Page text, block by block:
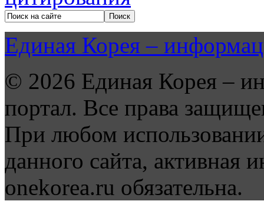
Единая Корея –
© 2026 Единая Корея –
портал. Все права
При любом
данного сайта, активная
onekorea.ru обязательна.